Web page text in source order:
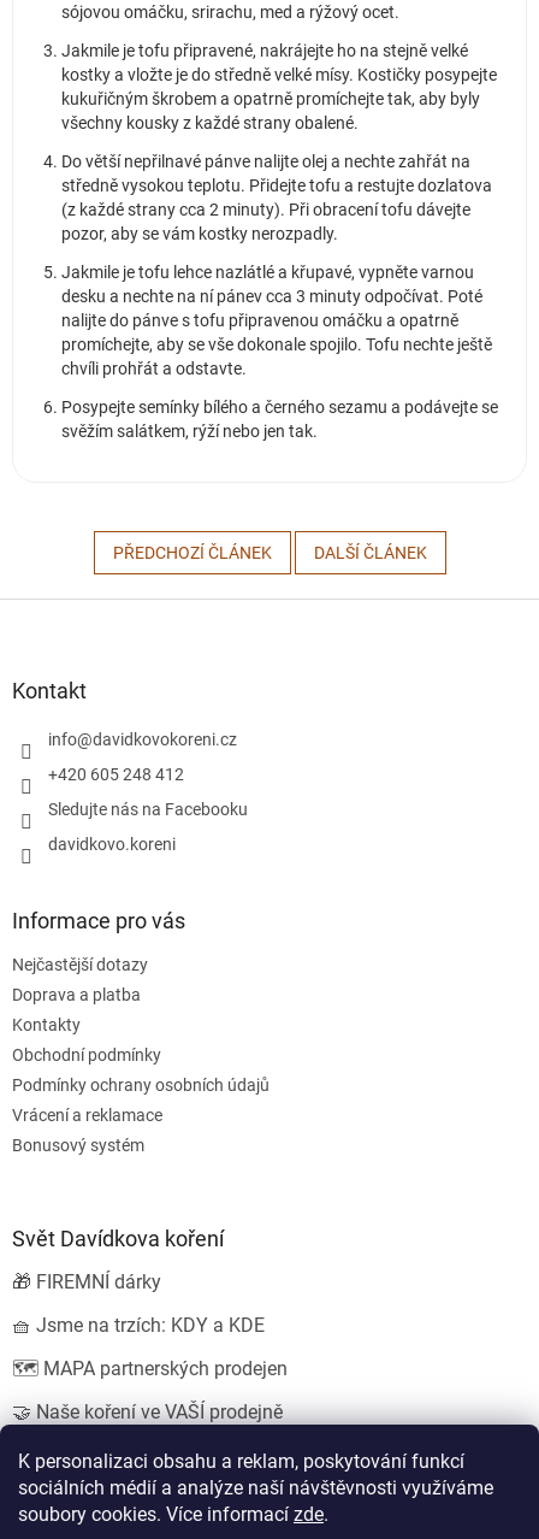
K personalizaci obsahu a reklam, poskytování funkcí
sociálních médií a analýze naší návštěvnosti využíváme
soubory cookies. Více informací zde.
sójovou omáčku, srirachu, med a rýžový ocet.
Jakmile je tofu připravené, nakrájejte ho na stejně velké
kostky a vložte je do středně velké mísy. Kostičky posypejte
kukuřičným škrobem a opatrně promíchejte tak, aby byly
všechny kousky z každé strany obalené.
Do větší nepřilnavé pánve nalijte olej a nechte zahřát na
středně vysokou teplotu. Přidejte tofu a restujte dozlatova
(z každé strany cca 2 minuty). Při obracení tofu dávejte
pozor, aby se vám kostky nerozpadly.
Jakmile je tofu lehce nazlátlé a křupavé, vypněte varnou
desku a nechte na ní pánev cca 3 minuty odpočívat. Poté
nalijte do pánve s tofu připravenou omáčku a opatrně
promíchejte, aby se vše dokonale spojilo. Tofu nechte ještě
chvíli prohřát a odstavte.
Posypejte semínky bílého a černého sezamu a podávejte se
svěžím salátkem, rýží nebo jen tak.
PŘEDCHOZÍ ČLÁNEK DALŠÍ ČLÁNEK
Kontakt
info@davidkovokoreni.cz
+420 605 248 412
Sledujte nás na Facebooku
davidkovo.koreni
Informace pro vás
Nejčastější dotazy
Doprava a platba
Kontakty
Obchodní podmínky
Podmínky ochrany osobních údajů
Vrácení a reklamace
Bonusový systém
Svět Davídkova koření
🎁 FIREMNÍ dárky
🧺 Jsme na trzích: KDY a KDE
🗺️ MAPA partnerských prodejen
🤝 Naše koření ve VAŠÍ prodejně
💍 SVATEBNÍ dárky